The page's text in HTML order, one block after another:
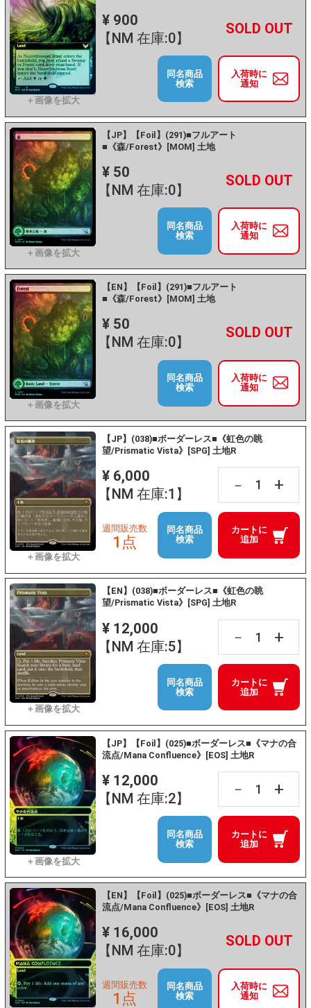
¥ 900
【NM 在庫:0】
－ +
入荷時に
通知
同名商品
検索
【JP】【Foil】(291)■フルアート
■《森/Forest》[MOM] 土地
¥ 50
【NM 在庫:0】
－ +
入荷時に
通知
同名商品
検索
【EN】【Foil】(291)■フルアート
■《森/Forest》[MOM] 土地
¥ 50
【NM 在庫:0】
－ +
入荷時に
通知
同名商品
検索
【JP】(038)■ボーダーレス■《虹色の眺
望/Prismatic Vista》[SPG] 土地R
¥ 6,000
【NM 在庫:1】
－ +
カートに
追加
週間販売数
1点
同名商品
検索
【EN】(038)■ボーダーレス■《虹色の眺
望/Prismatic Vista》[SPG] 土地R
¥ 12,000
【NM 在庫:5】
－ +
カートに
追加
同名商品
検索
【JP】【Foil】(025)■ボーダーレス■《マナの合
流点/Mana Confluence》[EOS] 土地R
¥ 12,000
【NM 在庫:2】
－ +
カートに
追加
同名商品
検索
【EN】【Foil】(025)■ボーダーレス■《マナの合
流点/Mana Confluence》[EOS] 土地R
¥ 16,000
【NM 在庫:0】
－ +
入荷時に
通知
週間販売数
1点
同名商品
検索